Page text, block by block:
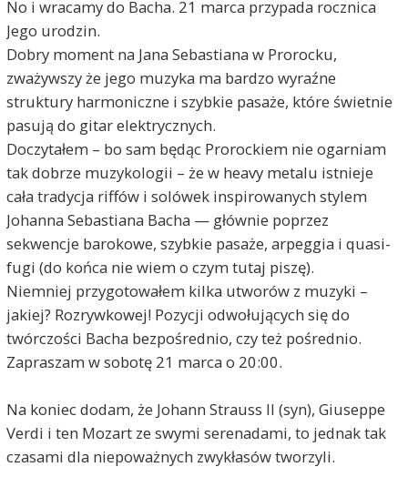
No i wracamy do Bacha. 21 marca przypada rocznica
Jego urodzin.
Dobry moment na Jana Sebastiana w Prorocku,
zważywszy że jego muzyka ma bardzo wyraźne
struktury harmoniczne i szybkie pasaże, które świetnie
pasują do gitar elektrycznych.
Doczytałem – bo sam będąc Prorockiem nie ogarniam
tak dobrze muzykologii – że w heavy metalu istnieje
cała tradycja riffów i solówek inspirowanych stylem
Johanna Sebastiana Bacha — głównie poprzez
sekwencje barokowe, szybkie pasaże, arpeggia i quasi-
fugi (do końca nie wiem o czym tutaj piszę).
Niemniej przygotowałem kilka utworów z muzyki –
jakiej? Rozrywkowej! Pozycji odwołujących się do
twórczości Bacha bezpośrednio, czy też pośrednio.
Zapraszam w sobotę 21 marca o 20:00.
Na koniec dodam, że Johann Strauss II (syn), Giuseppe
Verdi i ten Mozart ze swymi serenadami, to jednak tak
czasami dla niepoważnych zwykłasów tworzyli.